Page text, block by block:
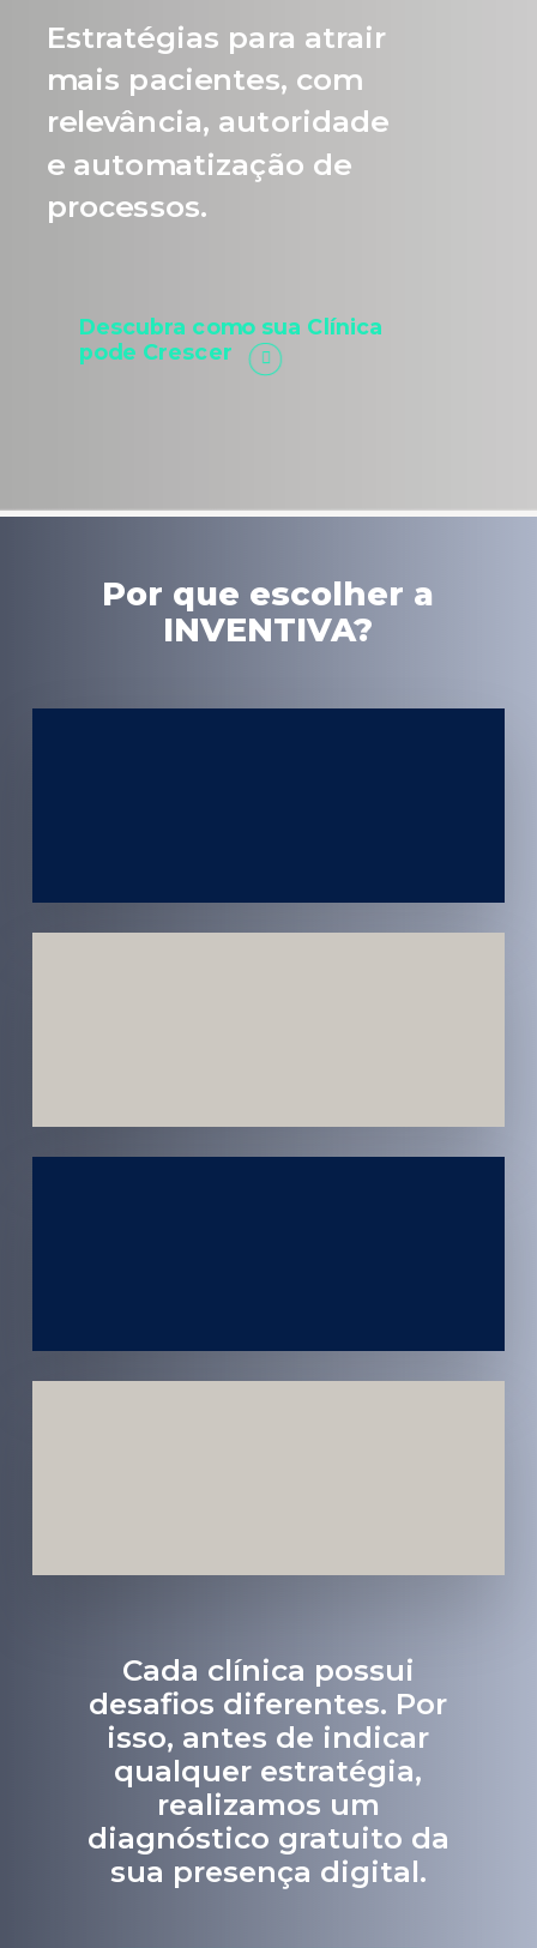
Estratégias para atrair
mais pacientes, com
relevância, autoridade
e automatização de
processos.
Descubra como sua Clínica
pode Crescer
Por que escolher a
INVENTIVA?
Cada clínica possui
desafios diferentes. Por
isso, antes de indicar
qualquer estratégia,
realizamos um
diagnóstico gratuito da
sua presença digital.